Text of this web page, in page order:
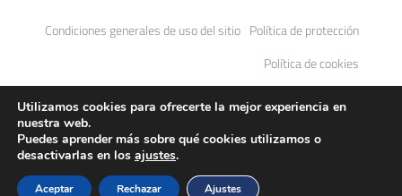
Condiciones generales de uso del sitio Política de protección
Política de cookies
Utilizamos cookies para ofrecerte la mejor experiencia en
nuestra web.
Puedes aprender más sobre qué cookies utilizamos o
desactivarlas en los ajustes.
Aceptar Rechazar Ajustes